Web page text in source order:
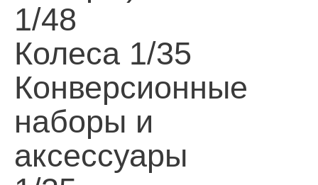
1/48
Колеса 1/35
Конверсионные
наборы и
аксессуары